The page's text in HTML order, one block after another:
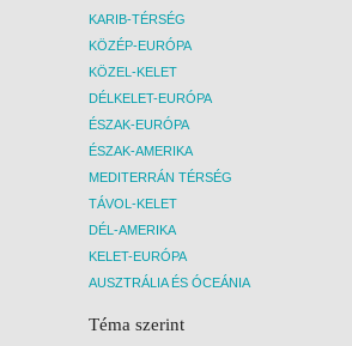
KARIB-TÉRSÉG
KÖZÉP-EURÓPA
KÖZEL-KELET
DÉLKELET-EURÓPA
ÉSZAK-EURÓPA
ÉSZAK-AMERIKA
MEDITERRÁN TÉRSÉG
TÁVOL-KELET
DÉL-AMERIKA
KELET-EURÓPA
AUSZTRÁLIA ÉS ÓCEÁNIA
Téma szerint